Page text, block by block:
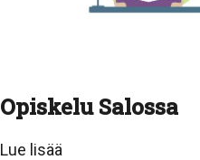
Opiskelu Salossa
Lue lisää